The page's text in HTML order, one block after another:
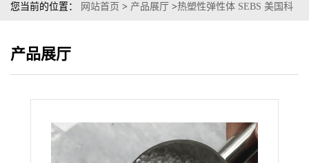
您当前的位置： 网站首页 > 产品展厅 >热塑性弹性体 SEBS 美国科
产品展厅